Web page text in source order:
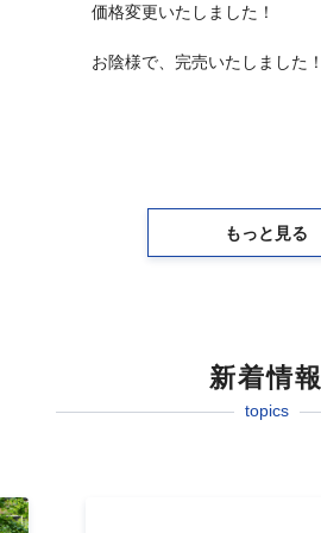
価格変更いたしました！
お陰様で、完売いたしました！
もっと見る
新着情報
topics